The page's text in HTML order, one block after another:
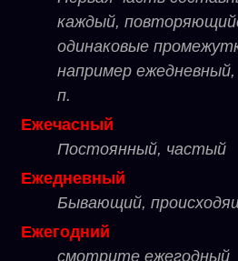
каждый,
одинаковые
например
п.
Ежечасный
Постоянный, частый
Ежедневный
Бывающий,
Ежегодний
смотрите ежегодный